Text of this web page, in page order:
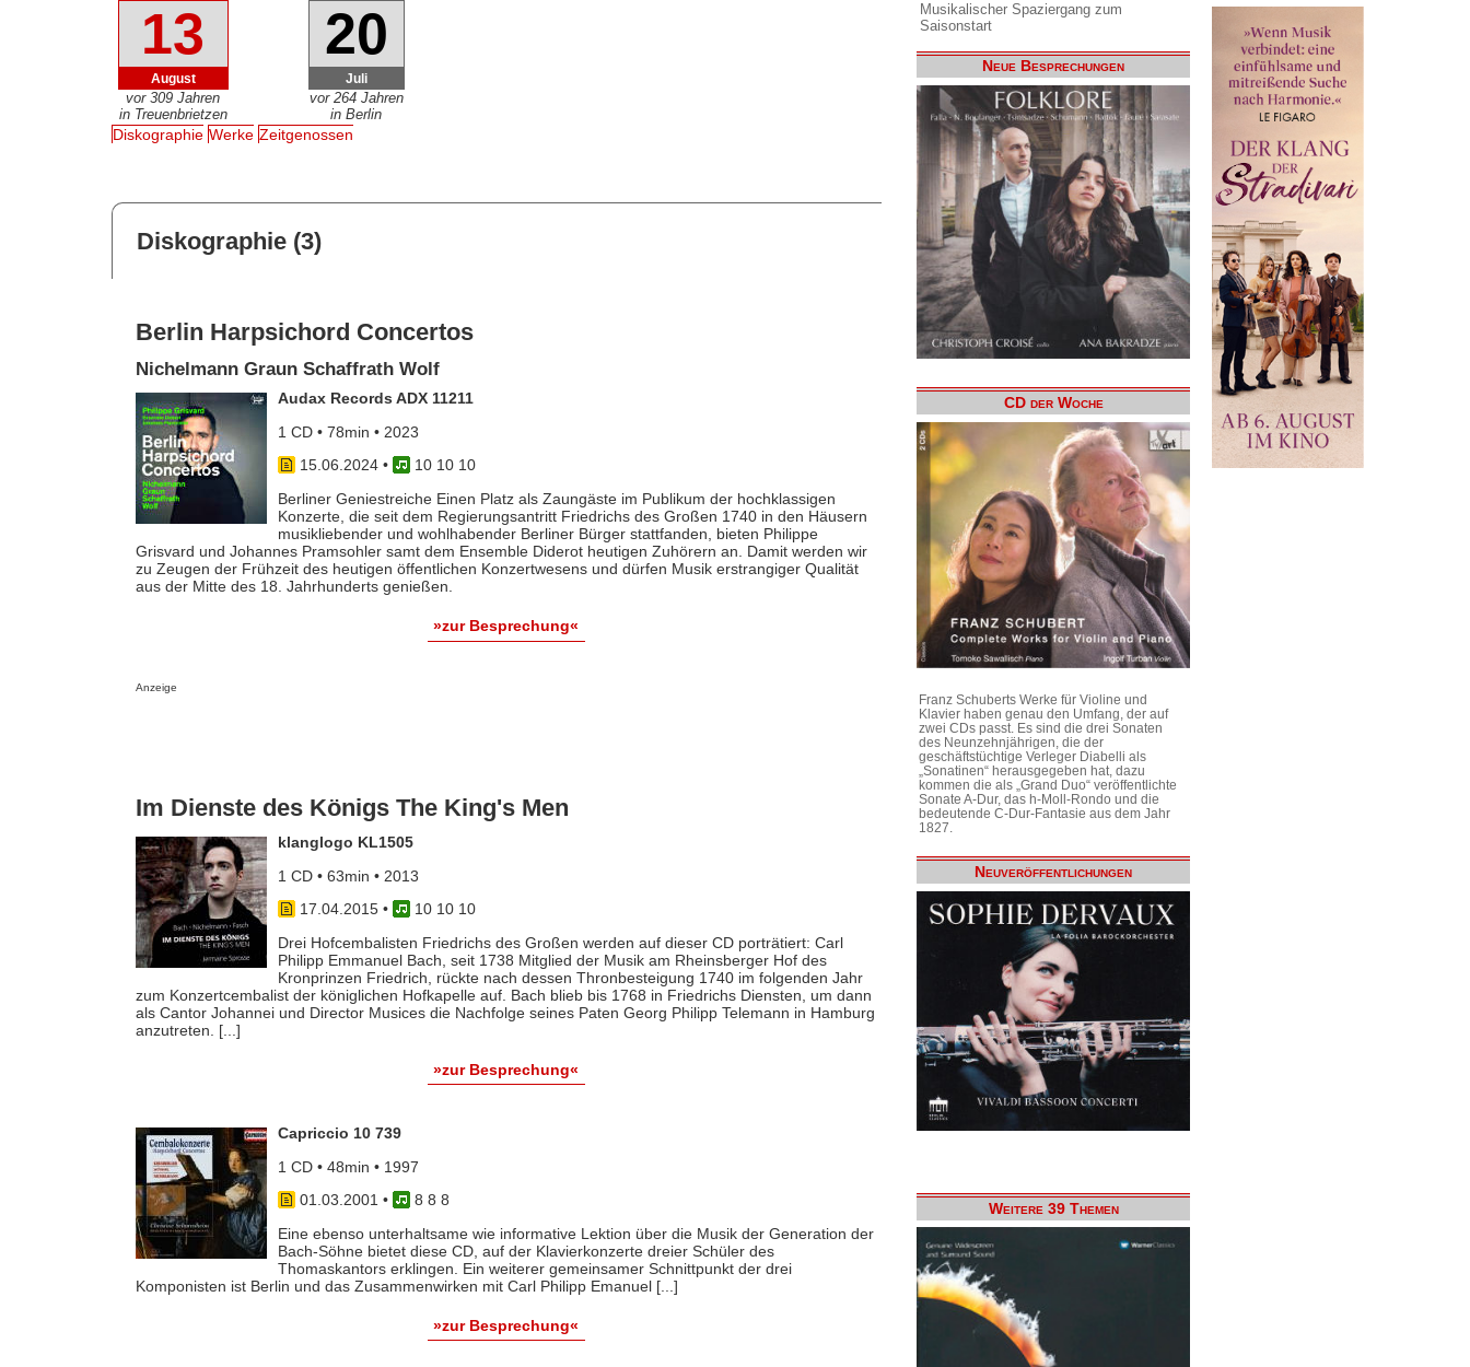
13
August
vor 309 Jahren
in Treuenbrietzen
20
Juli
vor 264 Jahren
in Berlin
Diskographie Werke Zeitgenossen
Diskographie (3)
Berlin Harpsichord Concertos
Nichelmann Graun Schaffrath Wolf
Audax Records ADX 11211
1 CD • 78min • 2023
15.06.2024•
10 10 10
Berliner Geniestreiche Einen Platz als Zaungäste im Publikum der hochklassigen
Konzerte, die seit dem Regierungsantritt Friedrichs des Großen 1740 in den Häusern
musikliebender und wohlhabender Berliner Bürger stattfanden, bieten Philippe
Grisvard und Johannes Pramsohler samt dem Ensemble Diderot heutigen Zuhörern an. Damit werden wir
zu Zeugen der Frühzeit des heutigen öffentlichen Konzertwesens und dürfen Musik erstrangiger Qualität
aus der Mitte des 18. Jahrhunderts genießen.
»zur Besprechung«
Anzeige
Im Dienste des Königs The King's Men
klanglogo KL1505
1 CD • 63min • 2013
17.04.2015•
10 10 10
Drei Hofcembalisten Friedrichs des Großen werden auf dieser CD porträtiert: Carl
Philipp Emmanuel Bach, seit 1738 Mitglied der Musik am Rheinsberger Hof des
Kronprinzen Friedrich, rückte nach dessen Thronbesteigung 1740 im folgenden Jahr
zum Konzertcembalist der königlichen Hofkapelle auf. Bach blieb bis 1768 in Friedrichs Diensten, um dann
als Cantor Johannei und Director Musices die Nachfolge seines Paten Georg Philipp Telemann in Hamburg
anzutreten. [...]
»zur Besprechung«
Capriccio 10 739
1 CD • 48min • 1997
01.03.2001 •
8 8 8
Eine ebenso unterhaltsame wie informative Lektion über die Musik der Generation der
Bach-Söhne bietet diese CD, auf der Klavierkonzerte dreier Schüler des
Thomaskantors erklingen. Ein weiterer gemeinsamer Schnittpunkt der drei
Komponisten ist Berlin und das Zusammenwirken mit Carl Philipp Emanuel [...]
»zur Besprechung«
Musikalischer Spaziergang zum
Saisonstart
Neue Besprechungen
CD der Woche
Franz Schuberts Werke für Violine und
Klavier haben genau den Umfang, der auf
zwei CDs passt. Es sind die drei Sonaten
des Neunzehnjährigen, die der
geschäftstüchtige Verleger Diabelli als
„Sonatinen“ herausgegeben hat, dazu
kommen die als „Grand Duo“ veröffentlichte
Sonate A-Dur, das h-Moll-Rondo und die
bedeutende C-Dur-Fantasie aus dem Jahr
1827.
Neuveröffentlichungen
Weitere 39 Themen